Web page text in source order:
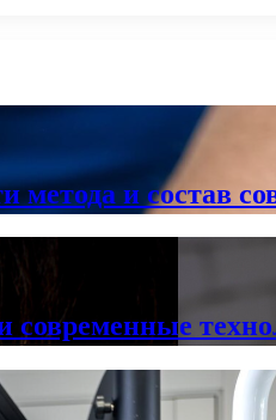
метода и состав
современные